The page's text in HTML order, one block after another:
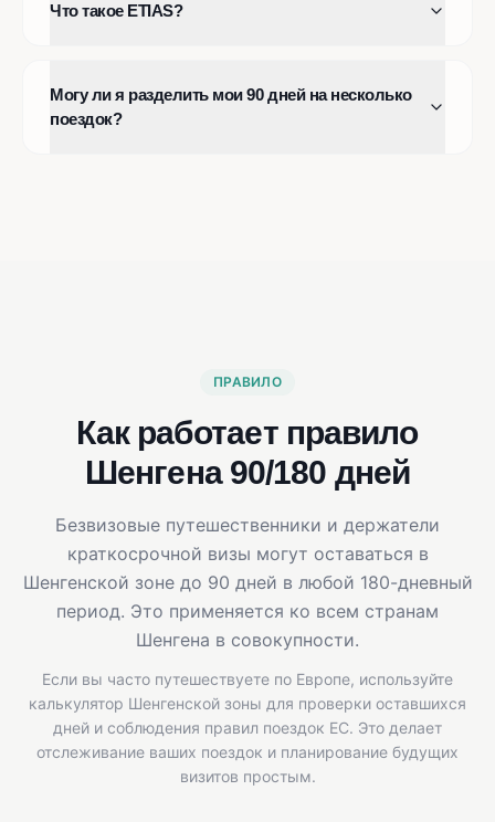
Что такое ETIAS?
Могу ли я разделить мои 90 дней на несколько
поездок?
ПРАВИЛО
Как работает правило
Шенгена 90/180 дней
Безвизовые путешественники и держатели
краткосрочной визы могут оставаться в
Шенгенской зоне до 90 дней в любой 180-дневный
период. Это применяется ко всем странам
Шенгена в совокупности.
Если вы часто путешествуете по Европе, используйте
калькулятор Шенгенской зоны для проверки оставшихся
дней и соблюдения правил поездок ЕС. Это делает
отслеживание ваших поездок и планирование будущих
визитов простым.